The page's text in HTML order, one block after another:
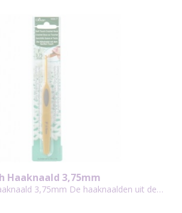
Haaknaald 3,75mm
3,75mm De haaknaalden uit de…